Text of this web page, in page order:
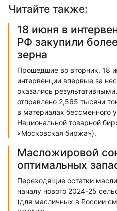
Читайте также:
18 июня в
РФ закупили
зерна
Прошедшие во вторник, 18
интервенции впервые за
оказались
отправлено 2,565 тысячи
в материалах бессменного
Национальной товарной
«Московская биржа»).
Масложировой
оптимальных
Переходящие остатки
началу нового 2024-25
(для масличных в России